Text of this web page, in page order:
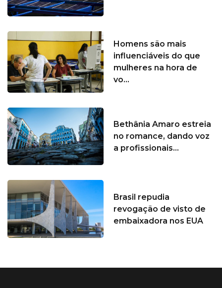
Homens são mais
influenciáveis do que
mulheres na hora de
vo...
Bethânia Amaro estreia
no romance, dando voz
a profissionais...
Brasil repudia
revogação de visto de
embaixadora nos EUA